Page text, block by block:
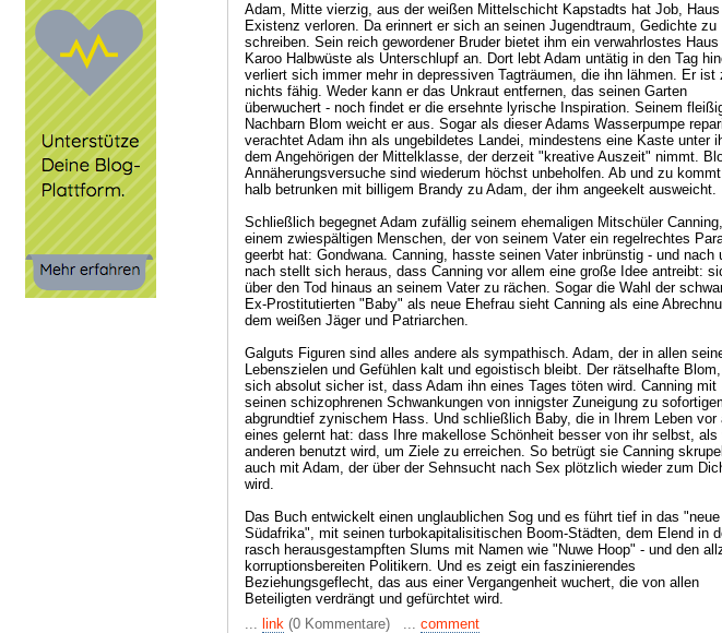
Adam, Mitte vierzig, aus der weißen Mittelschicht Kapstadts hat Job, Haus
Existenz verloren. Da erinnert er sich an seinen Jugendtraum, Gedichte zu
schreiben. Sein reich gewordener Bruder bietet ihm ein verwahrlostes Haus
Karoo Halbwüste als Unterschlupf an. Dort lebt Adam untätig in den Tag
verliert sich immer mehr in depressiven Tagträumen, die ihn lähmen. Er ist
nichts fähig. Weder kann er das Unkraut entfernen, das seinen Garten
überwuchert - noch findet er die ersehnte lyrische Inspiration. Seinem
Nachbarn Blom weicht er aus. Sogar als dieser Adams Wasserpumpe
verachtet Adam ihn als ungebildetes Landei, mindestens eine Kaste unter
dem Angehörigen der Mittelklasse, der derzeit "kreative Auszeit" nimmt.
Annäherungsversuche sind wiederum höchst unbeholfen. Ab und zu
halb betrunken mit billigem Brandy zu Adam, der ihm angeekelt ausweicht.
Schließlich begegnet Adam zufällig seinem ehemaligen Mitschüler Canning,
einem zwiespältigen Menschen, der von seinem Vater ein regelrechtes
geerbt hat: Gondwana. Canning, hasste seinen Vater inbrünstig - und nach
nach stellt sich heraus, dass Canning vor allem eine große Idee antreibt:
über den Tod hinaus an seinem Vater zu rächen. Sogar die Wahl der
Ex-Prostitutierten "Baby" als neue Ehefrau sieht Canning als eine
dem weißen Jäger und Patriarchen.
Galguts Figuren sind alles andere als sympathisch. Adam, der in allen
Lebenszielen und Gefühlen kalt und egoistisch bleibt. Der rätselhafte
sich absolut sicher ist, dass Adam ihn eines Tages töten wird. Canning mit
seinen schizophrenen Schwankungen von innigster Zuneigung zu
abgrundtief zynischem Hass. Und schließlich Baby, die in Ihrem Leben vor
eines gelernt hat: dass Ihre makellose Schönheit besser von ihr selbst, als
anderen benutzt wird, um Ziele zu erreichen. So betrügt sie Canning
auch mit Adam, der über der Sehnsucht nach Sex plötzlich wieder zum
wird.
Das Buch entwickelt einen unglaublichen Sog und es führt tief in das "neue
Südafrika", mit seinen turbokapitalisitischen Boom-Städten, dem Elend in
rasch herausgestampften Slums mit Namen wie "Nuwe Hoop" - und den
korruptionsbereiten Politikern. Und es zeigt ein faszinierendes
Beziehungsgeflecht, das aus einer Vergangenheit wuchert, die von allen
Beteiligten verdrängt und gefürchtet wird.
... link (0 Kommentare) ... comment